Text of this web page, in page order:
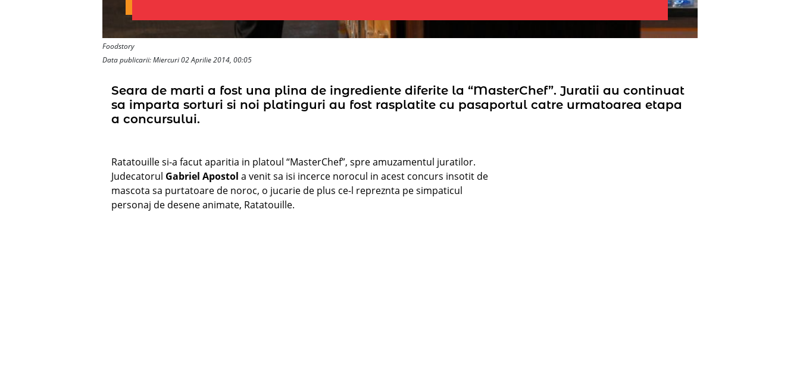
Foodstory
Data publicarii: Miercuri 02 Aprilie 2014, 00:05
Seara de marti a fost una plina de ingrediente diferite la “MasterChef”. Juratii au continuat
sa imparta sorturi si noi platinguri au fost rasplatite cu pasaportul catre urmatoarea etapa
a concursului.
Ratatouille si-a facut aparitia in platoul “MasterChef”, spre amuzamentul juratilor.
Judecatorul Gabriel Apostol a venit sa isi incerce norocul in acest concurs insotit de
mascota sa purtatoare de noroc, o jucarie de plus ce-l repreznta pe simpaticul
personaj de desene animate, Ratatouille.